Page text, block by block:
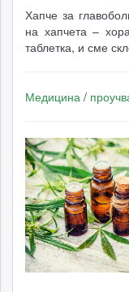
Хапче за
на хапчета –
таблетка, и сме
Медицина /